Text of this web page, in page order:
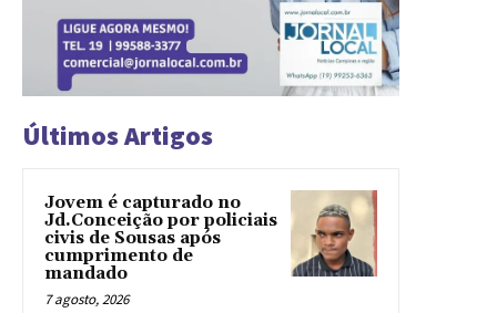
Últimos Artigos
Jovem é capturado no
Jd.Conceição por policiais
civis de Sousas após
cumprimento de
mandado
7 agosto, 2026